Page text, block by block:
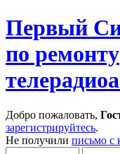
Первый
по ремонту
Добро пожаловать,
зарегистрируйтесь.
Не получили письмо с